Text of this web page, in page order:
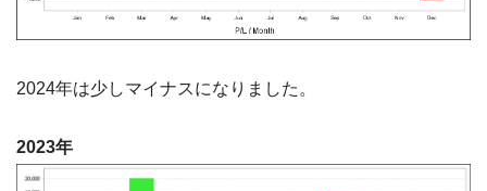
2024年は少しマイナスになりました。
2023年